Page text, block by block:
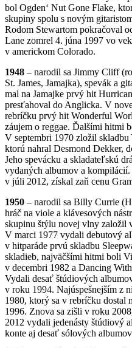
bol Ogden‘ Nut Gone Flake,
skupiny spolu s novým
Rodom Stewartom pokračoval
Lane zomrel 4. júna 1997 vo
v americkom Colorado.
1948 – narodil sa Jimmy Cliff
St. James, Jamajka), spevák a
mal na Jamajke prvý hit
presťahoval do Anglicka. V
rebríčku prvý hit Wonderful
záujem o reggae. Ďalšími hitmi
V septembri 1970 zložil
ktorú nahral Desmond Dekker,
Jeho spevácku a skladateľskú
vydaných albumov a
v júli 2012, získal zaň cenu
1950 – narodil sa Billy Currie
hráč na viole a klávesových
skupinu štýlu novej vlny založil
V marci 1977 vydali debutový
v hitparáde prvú skladbu
skladieb, najväčšími hitmi boli
v decembri 1982 a Dancing
Vydali desať štúdiových
v roku 1994. Najúspešnejším z
1980, ktorý sa v rebríčku dostal
1996. Znova sa zišli v roku
2012 vydali jedenásty štúdiový
konte aj desať sólových